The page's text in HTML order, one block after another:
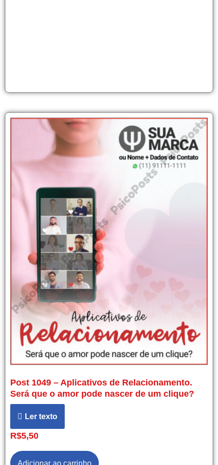
Post 1049 – Aplicativos de Relacionamento.
Será que o amor pode nascer de um clique?
Ler texto
R$5,50
Adicionar ao carrinho